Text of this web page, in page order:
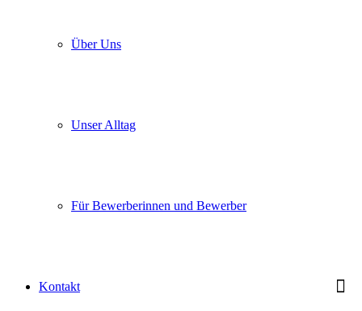
Über Uns
Unser Alltag
Für Bewerberinnen und Bewerber
Kontakt